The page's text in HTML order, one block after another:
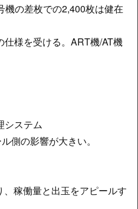
の差枚での2,400枚は健在
様を受ける。ART機/AT機
システム
側の影響が大きい。
稼働量と出玉をアピールす